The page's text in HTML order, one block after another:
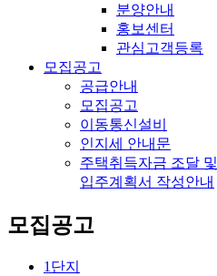
분양안내
홍보센터
관심고객등록
모집공고
공급안내
모집공고
이동통신설비
인지세 안내문
주택취득자금 조달 및
입주계획서 작성안내
모집공고
1단지